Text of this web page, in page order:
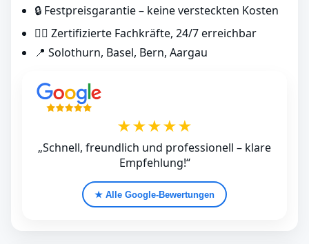
🔒 Festpreisgarantie – keine versteckten Kosten
👷‍♂️ Zertifizierte Fachkräfte, 24/7 erreichbar
📍 Solothurn, Basel, Bern, Aargau
★★★★★
„Schnell, freundlich und professionell – klare
Empfehlung!“
★ Alle Google‑Bewertungen